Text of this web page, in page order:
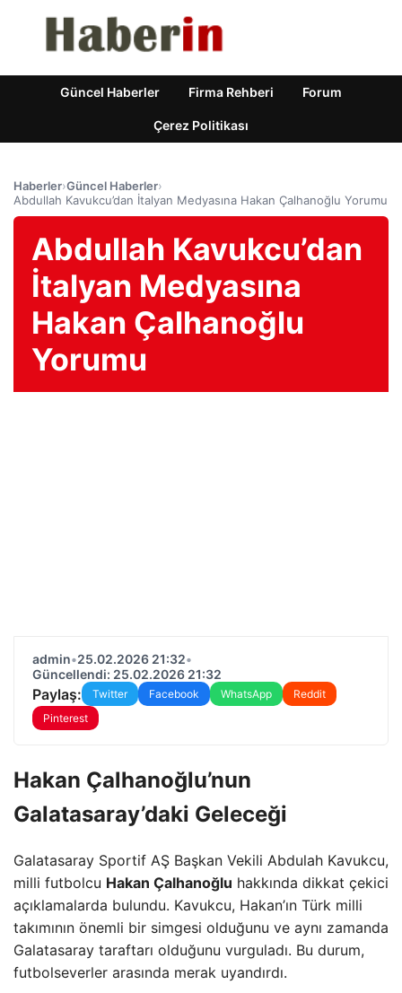
Güncel Haberler Firma Rehberi Forum
Çerez Politikası
Haberler›Güncel Haberler›
Abdullah Kavukcu’dan İtalyan Medyasına Hakan Çalhanoğlu Yorumu
Abdullah Kavukcu’dan
İtalyan Medyasına
Hakan Çalhanoğlu
Yorumu
admin•25.02.2026 21:32•
Güncellendi: 25.02.2026 21:32
Paylaş: Twitter Facebook WhatsApp
Reddit
Pinterest
Hakan Çalhanoğlu’nun
Galatasaray’daki Geleceği
Galatasaray Sportif AŞ Başkan Vekili Abdulah Kavukcu,
milli futbolcu Hakan Çalhanoğlu hakkında dikkat çekici
açıklamalarda bulundu. Kavukcu, Hakan’ın Türk milli
takımının önemli bir simgesi olduğunu ve aynı zamanda
Galatasaray taraftarı olduğunu vurguladı. Bu durum,
futbolseverler arasında merak uyandırdı.